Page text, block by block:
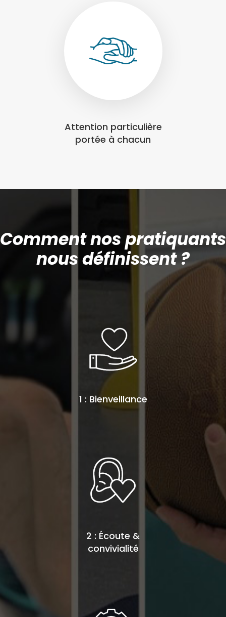
Attention particulière
portée à chacun
Comment nos pratiquants
nous définissent ?
2 : Écoute &
convivialité
1 : Bienveillance